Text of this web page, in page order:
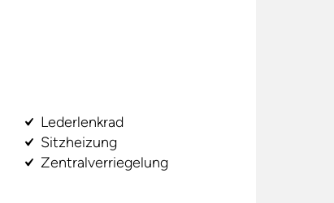
Lederlenkrad
Sitzheizung
Zentralverriegelung